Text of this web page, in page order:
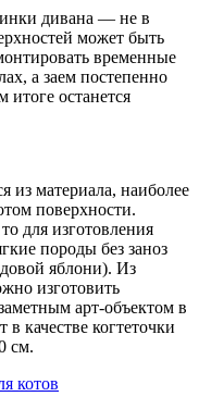
дивана — не в
может быть
временные
а заем постепенно
останется
из материала, наиболее
поверхности.
для изготовления
породы без заноз
яблони). Из
изготовить
арт-объектом в
качестве когтеточки
см.